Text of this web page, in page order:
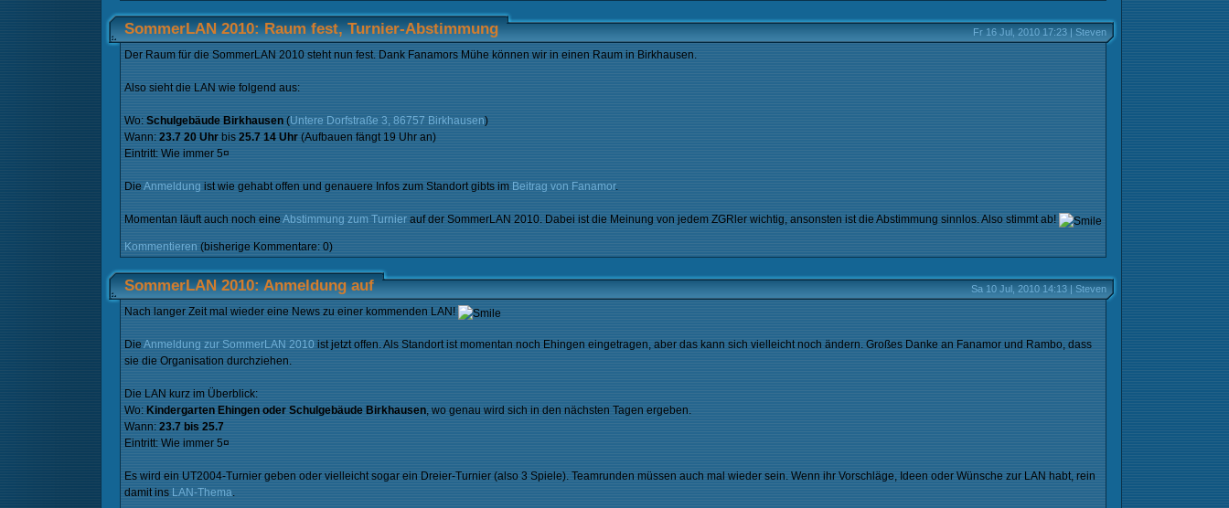
SommerLAN 2010: Raum fest, Turnier-Abstimmung Fr 16 Jul, 2010 17:23 | Steven
Der Raum für die SommerLAN 2010 steht nun fest. Dank Fanamors Mühe können wir in einen Raum in Birkhausen.
Also sieht die LAN wie folgend aus:
Wo: Schulgebäude Birkhausen (Untere Dorfstraße 3, 86757 Birkhausen)
Wann: 23.7 20 Uhr bis 25.7 14 Uhr (Aufbauen fängt 19 Uhr an)
Eintritt: Wie immer 5¤
Die Anmeldung ist wie gehabt offen und genauere Infos zum Standort gibts im Beitrag von Fanamor.
Momentan läuft auch noch eine Abstimmung zum Turnier auf der SommerLAN 2010. Dabei ist die Meinung von jedem ZGRler wichtig, ansonsten ist die Abstimmung sinnlos. Also stimmt ab!
Kommentieren (bisherige Kommentare: 0)
SommerLAN 2010: Anmeldung auf Sa 10 Jul, 2010 14:13 | Steven
Nach langer Zeit mal wieder eine News zu einer kommenden LAN!
Die Anmeldung zur SommerLAN 2010 ist jetzt offen. Als Standort ist momentan noch Ehingen eingetragen, aber das kann sich vielleicht noch ändern. Großes Danke an Fanamor und Rambo, dass
sie die Organisation durchziehen.
Die LAN kurz im Überblick:
Wo: Kindergarten Ehingen oder Schulgebäude Birkhausen, wo genau wird sich in den nächsten Tagen ergeben.
Wann: 23.7 bis 25.7
Eintritt: Wie immer 5¤
Es wird ein UT2004-Turnier geben oder vielleicht sogar ein Dreier-Turnier (also 3 Spiele). Teamrunden müssen auch mal wieder sein. Wenn ihr Vorschläge, Ideen oder Wünsche zur LAN habt, rein
damit ins LAN-Thema.